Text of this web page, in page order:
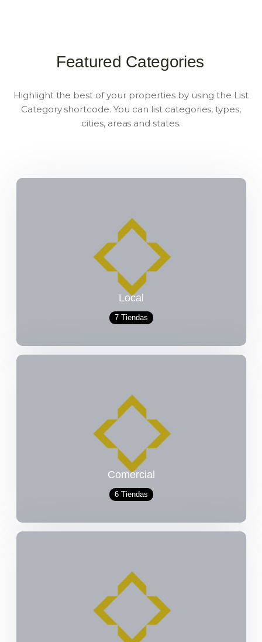
Featured Categories
Highlight the best of your properties by using the List
Category shortcode. You can list categories, types,
cities, areas and states.
Local
7 Tiendas
Comercial
6 Tiendas